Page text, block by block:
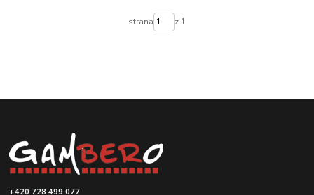
strana z 1
+420 728 499 077